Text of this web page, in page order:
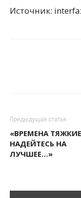
Источник:
Предыдущая статья
«ВРЕМЕНА
НАДЕЙТЕСЬ НА
ЛУЧШЕЕ…»